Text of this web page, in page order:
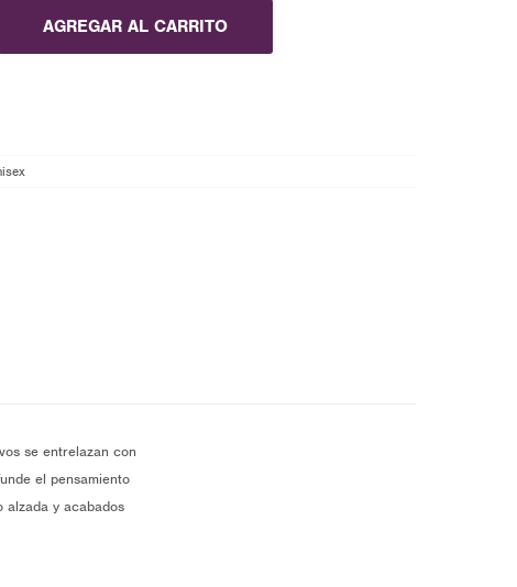
AGREGAR AL CARRITO
se entrelazan con
el pensamiento
alzada y acabados